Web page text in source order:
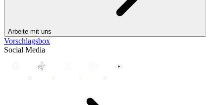
Arbeite mit uns
Vorschlagsbox
Social Media